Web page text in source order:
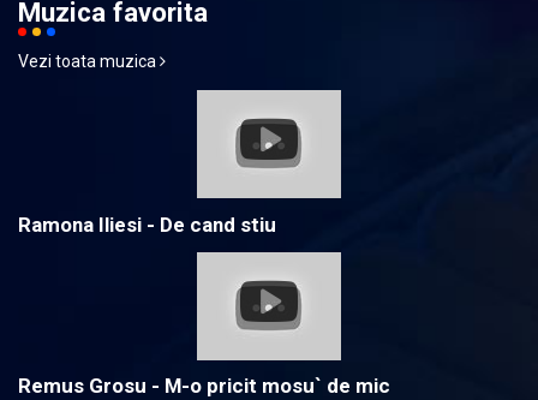
Muzica favorita
Vezi toata muzica
Ramona Iliesi - De cand stiu
Remus Grosu - M-o pricit mosu` de mic